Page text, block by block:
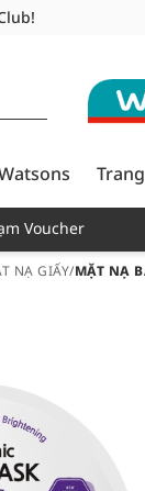
từ 249,000Đ
vực TP. Hồ Chí
Voucher
NẠ GIẤY/MẶT NẠ